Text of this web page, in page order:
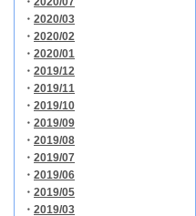
・ 2020/03
・ 2020/02
・ 2020/01
・ 2019/12
・ 2019/11
・ 2019/10
・ 2019/09
・ 2019/08
・ 2019/07
・ 2019/06
・ 2019/05
・ 2019/03